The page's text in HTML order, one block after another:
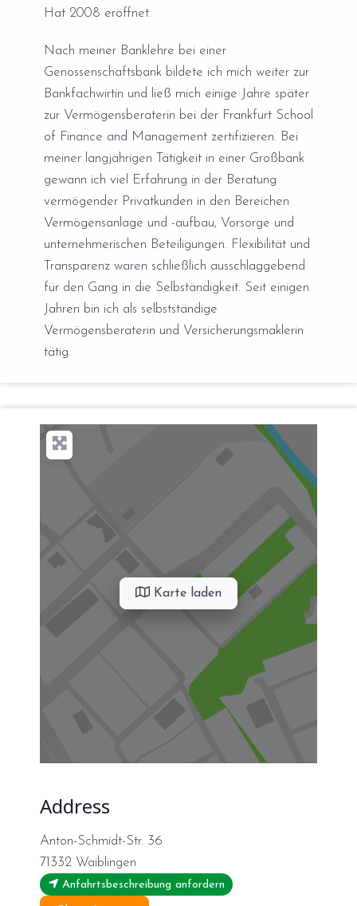
Hat 2008 eröffnet.
Nach meiner Banklehre bei einer
Genossenschaftsbank bildete ich mich weiter zur
Bankfachwirtin und ließ mich einige Jahre später
zur Vermögensberaterin bei der Frankfurt School
of Finance and Management zertifizieren. Bei
meiner langjährigen Tätigkeit in einer Großbank
gewann ich viel Erfahrung in der Beratung
vermögender Privatkunden in den Bereichen
Vermögensanlage und -aufbau, Vorsorge und
unternehmerischen Beteiligungen. Flexibilität und
Transparenz waren schließlich ausschlaggebend
für den Gang in die Selbständigkeit. Seit einigen
Jahren bin ich als selbstständige
Vermögensberaterin und Versicherungsmaklerin
tätig.
Karte laden
Address
Anton-Schmidt-Str. 36
71332 Waiblingen
Anfahrtsbeschreibung anfordern